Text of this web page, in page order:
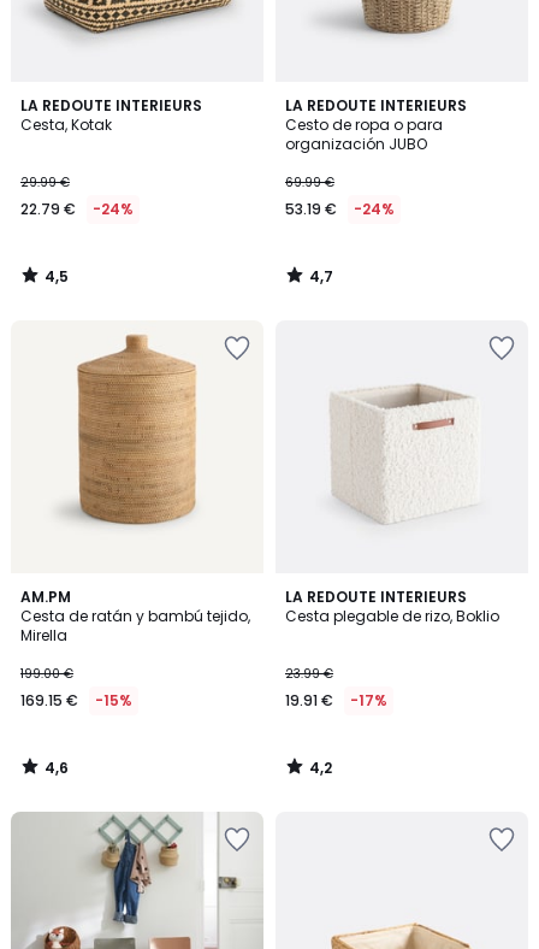
LA REDOUTE INTERIEURS
Cesta, Kotak
29.99 €
22.79 € -24%
4,5
/ 5
4,5
/
LA REDOUTE INTERIEURS
Cesto de ropa o para
organización JUBO
69.99 €
53.19 € -24%
4,7
/ 5
4,7
/
AM.PM
Cesta de ratán y bambú tejido,
Mirella
199.00 €
169.15 € -15%
4,6
/ 5
4,6
/
LA REDOUTE INTERIEURS
Cesta plegable de rizo, Boklio
23.99 €
19.91 € -17%
4,2
/ 5
4,2
/